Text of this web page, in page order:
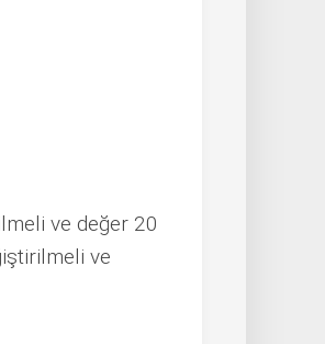
ve değer 20
ve